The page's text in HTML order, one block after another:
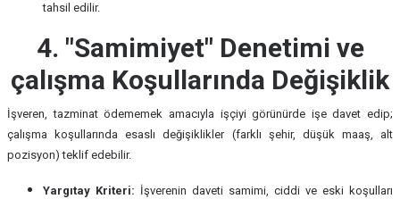
tahsil edilir.
4. "Samimiyet" Denetimi ve
çalışma Koşullarında Değişiklik
İşveren, tazminat ödememek amacıyla işçiyi görünürde işe davet edip;
çalışma koşullarında esaslı değişiklikler (farklı şehir, düşük maaş, alt
pozisyon) teklif edebilir.
Yargıtay Kriteri: İşverenin daveti samimi, ciddi ve eski koşulları